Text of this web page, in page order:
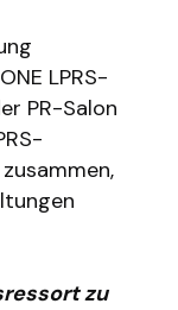
LPRS-
PR-Salon
zu